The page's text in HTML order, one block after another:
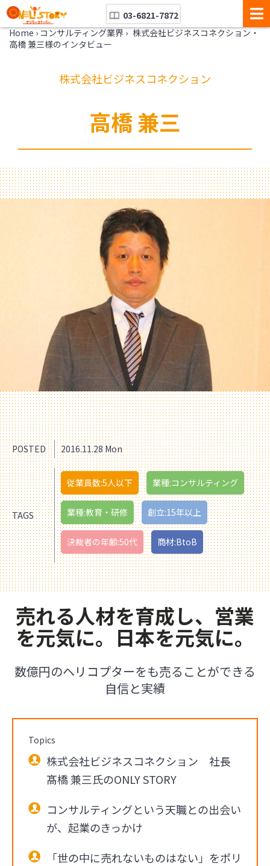
03-6821-7872
Home › コンサルティング業界 › 株式会社ビジネスコネクション・
高橋 兼三様のインタビュー
株式会社ビジネスコネクション
高橋 兼三
POSTED 2016.11.28 Mon
TAGS
従業員数:5人以下 業種:コンサルティング
業種:教育・研修 創立:15年以上
決裁者の年齢:50代 商材:BtoB
売れる人材を育成し、営業
を元気に。日本を元気に。
数億円のヘリコプターをも売ることができる
自信と実績
Topics
株式会社ビジネスコネクション 社長
髙橋 兼三氏のONLY STORY
コンサルティングという天職との出会い
が、起業のきっかけ
「世の中に売れないものはない」をポリ